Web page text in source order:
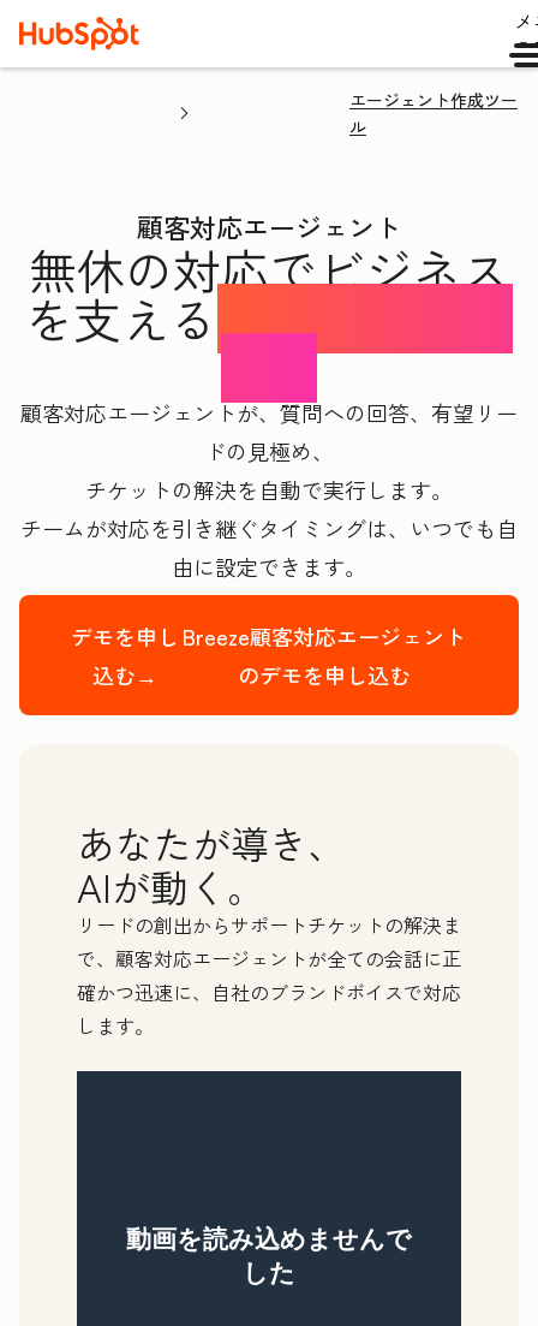
エージェント作成ツー
ル
顧客対応エージェント
無休の対応でビジネス
を支えるAIコンシェル
顧客対応エージェントが、質問への回答、有望リー
ドの見極め、
チケットの解決を自動で実行します。
チームが対応を引き継ぐタイミングは、いつでも自
由に設定できます。
デモを申し
込む→
Breeze顧客対応エージェント
のデモを申し込む
あなたが導き、
AIが動く。
リードの創出からサポートチケットの解決ま
で、顧客対応エージェントが全ての会話に正
確かつ迅速に、自社のブランドボイスで対応
します。